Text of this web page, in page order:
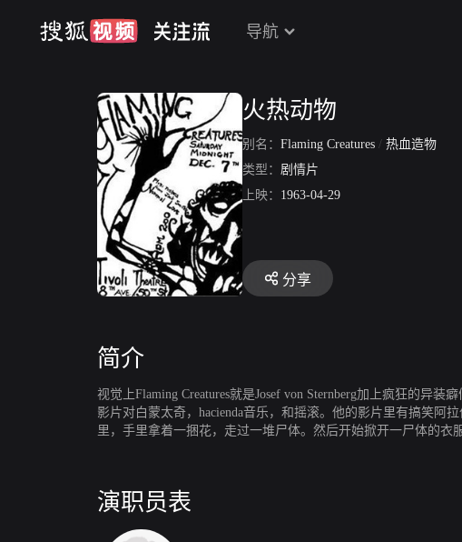
导航
火热动物
别名： Flaming Creatures / 热血造物
类型： 剧情片
上映： 1963-04-29
分享
简介
视觉上Flaming Creatures就是Josef von Sternberg加上疯狂的异
影片对白蒙太奇，hacienda音乐，和摇滚。他的影片里有搞笑阿
里，手里拿着一捆花，走过一堆尸体。然后开始掀开一尸体的衣
演职员表